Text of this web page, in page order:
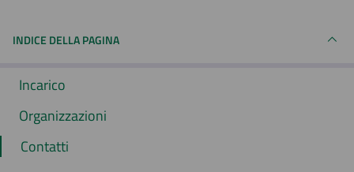
INDICE DELLA PAGINA
Incarico
Organizzazioni
Contatti